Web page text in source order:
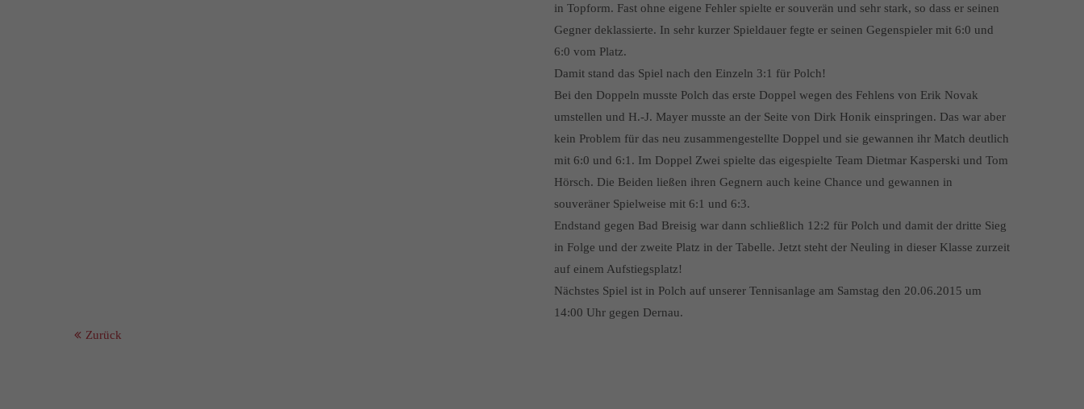
in Topform. Fast ohne eigene Fehler spielte er souverän und sehr stark, so dass er seinen
Gegner deklassierte. In sehr kurzer Spieldauer fegte er seinen Gegenspieler mit 6:0 und
6:0 vom Platz.
Damit stand das Spiel nach den Einzeln 3:1 für Polch!
Bei den Doppeln musste Polch das erste Doppel wegen des Fehlens von Erik Novak
umstellen und H.-J. Mayer musste an der Seite von Dirk Honik einspringen. Das war aber
kein Problem für das neu zusammengestellte Doppel und sie gewannen ihr Match deutlich
mit 6:0 und 6:1. Im Doppel Zwei spielte das eigespielte Team Dietmar Kasperski und Tom
Hörsch. Die Beiden ließen ihren Gegnern auch keine Chance und gewannen in
souveräner Spielweise mit 6:1 und 6:3.
Endstand gegen Bad Breisig war dann schließlich 12:2 für Polch und damit der dritte Sieg
in Folge und der zweite Platz in der Tabelle. Jetzt steht der Neuling in dieser Klasse zurzeit
auf einem Aufstiegsplatz!
Nächstes Spiel ist in Polch auf unserer Tennisanlage am Samstag den 20.06.2015 um
14:00 Uhr gegen Dernau.
Zurück